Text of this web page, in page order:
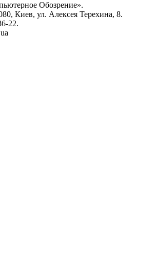
Обозрение».
Киев, ул. Алексея Терехина, 8.
22.